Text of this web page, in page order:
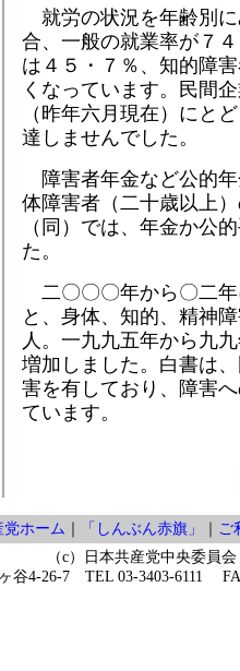
就労の状況を年齢別
合、一般の就業率が７
は４５・７％、知的障
くなっています。民間
（昨年六月現在）にと
達しませんでした。
障害者年金など公的
体障害者（二十歳以上
（同）では、年金か公
た。
二〇〇〇年から〇二
と、身体、知的、精神
人。一九九五年から九
増加しました。白書は
害を有しており、障害
ています。
党ホーム ｜ 「しんぶん赤旗」 ｜ ご
（c）日本共産党中央委員会
谷4-26-7 TEL 03-3403-6111